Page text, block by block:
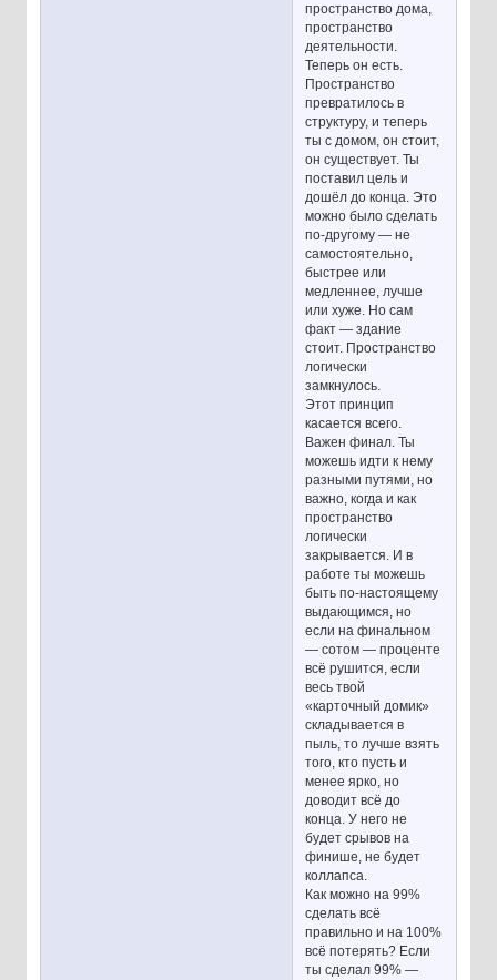
пространство дома,
пространство
деятельности.
Теперь он есть.
Пространство
превратилось в
структуру, и теперь
ты с домом, он стоит,
он существует. Ты
поставил цель и
дошёл до конца. Это
можно было сделать
по-другому — не
самостоятельно,
быстрее или
медленнее, лучше
или хуже. Но сам
факт — здание
стоит. Пространство
логически
замкнулось.
Этот принцип
касается всего.
Важен финал. Ты
можешь идти к нему
разными путями, но
важно, когда и как
пространство
логически
закрывается. И в
работе ты можешь
быть по-настоящему
выдающимся, но
если на финальном
— сотом — проценте
всё рушится, если
весь твой
«карточный домик»
складывается в
пыль, то лучше взять
того, кто пусть и
менее ярко, но
доводит всё до
конца. У него не
будет срывов на
финише, не будет
коллапса.
Как можно на 99%
сделать всё
правильно и на 100%
всё потерять? Если
ты сделал 99% —